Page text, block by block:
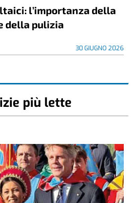
l’importanza della
della pulizia
30 GIUGNO 2026
più lette